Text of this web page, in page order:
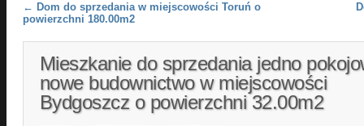
Post navigation
← Dom do sprzedania w miejscowości Toruń o
powierzchni 180.00m2
Mieszkanie do sprzedania jedno
nowe budownictwo w miejscowości
Bydgoszcz o powierzchni 32.00m2